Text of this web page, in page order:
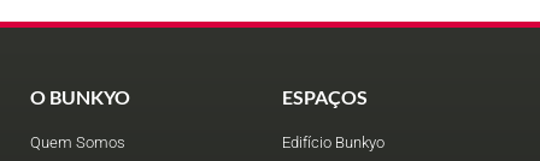
O BUNKYO
Quem Somos
ESPAÇOS
Edifício Bunkyo